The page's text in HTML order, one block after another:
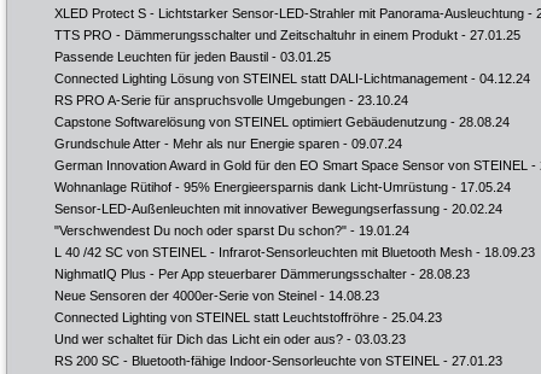
XLED Protect S - Lichtstarker Sensor-LED-Strahler mit Panorama-Ausleuchtung -
TTS PRO - Dämmerungsschalter und Zeitschaltuhr in einem Produkt - 27.01.25
Passende Leuchten für jeden Baustil - 03.01.25
Connected Lighting Lösung von STEINEL statt DALI-Lichtmanagement - 04.12.24
RS PRO A-Serie für anspruchsvolle Umgebungen - 23.10.24
Capstone Softwarelösung von STEINEL optimiert Gebäudenutzung - 28.08.24
Grundschule Atter - Mehr als nur Energie sparen - 09.07.24
German Innovation Award in Gold für den EO Smart Space Sensor von STEINEL -
Wohnanlage Rütihof - 95% Energieersparnis dank Licht-Umrüstung - 17.05.24
Sensor-LED-Außenleuchten mit innovativer Bewegungserfassung - 20.02.24
"Verschwendest Du noch oder sparst Du schon?" - 19.01.24
L 40 /42 SC von STEINEL - Infrarot-Sensorleuchten mit Bluetooth Mesh - 18.09.23
NighmatIQ Plus - Per App steuerbarer Dämmerungsschalter - 28.08.23
Neue Sensoren der 4000er-Serie von Steinel - 14.08.23
Connected Lighting von STEINEL statt Leuchtstoffröhre - 25.04.23
Und wer schaltet für Dich das Licht ein oder aus? - 03.03.23
RS 200 SC - Bluetooth-fähige Indoor-Sensorleuchte von STEINEL - 27.01.23